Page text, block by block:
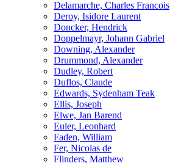
Delamarche, Charles Francois
Deroy, Isidore Laurent
Doncker, Hendrick
Doppelmayr, Johann Gabriel
Downing, Alexander
Drummond, Alexander
Dudley, Robert
Duflos, Claude
Edwards, Sydenham Teak
Ellis, Joseph
Elwe, Jan Barend
Euler, Leonhard
Faden, William
Fer, Nicolas de
Flinders, Matthew